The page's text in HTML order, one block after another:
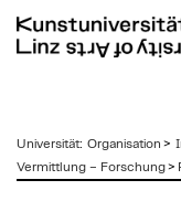
zum
Inhalt
Universität: Organisation >
Vermittlung – Forschung>